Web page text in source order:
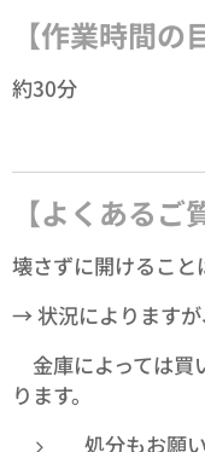
【作業時間の
約30分
【よくあるご
壊さずに開けること
→ 状況によりますが
金庫によっては買
ります。
処分もお願